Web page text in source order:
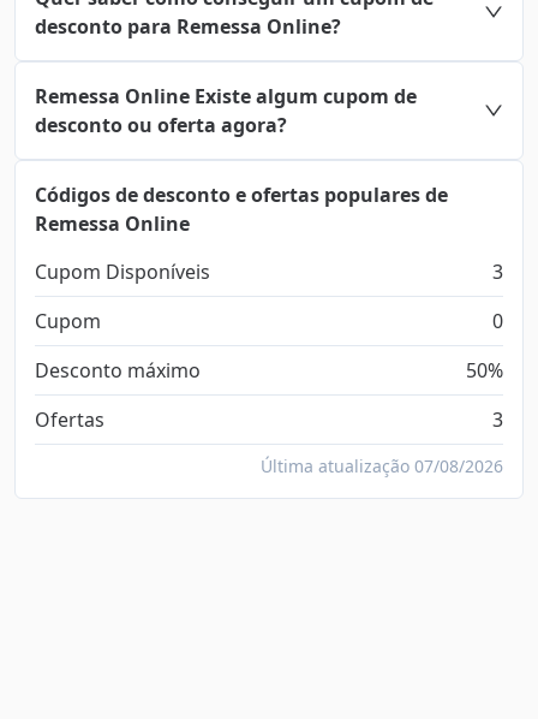
desconto para Remessa Online?
Remessa Online Existe algum cupom de
desconto ou oferta agora?
Códigos de desconto e ofertas populares de
Remessa Online
Cupom Disponíveis
3
Cupom
0
Desconto máximo
50%
Ofertas
3
Última atualização 07/08/2026